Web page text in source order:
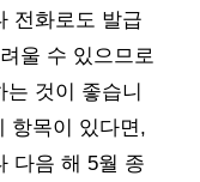
전화로도 발급
울 수 있으므로
것이 좋습니
항목이 있다면,
다음 해 5월 종